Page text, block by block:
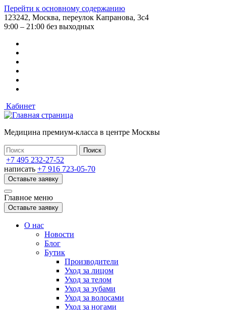
Перейти к основному содержанию
123242, Москва, переулок Капранова, 3с4
9:00 – 21:00 без выходных
Кабинет
Медицина премиум-класса в центре Москвы
+7 495 232-27-52
написать +7 916 723-05-70
Оставьте заявку
Главное меню
Оставьте заявку
О нас
Новости
Блог
Бутик
Производители
Уход за лицом
Уход за телом
Уход за зубами
Уход за волосами
Уход за ногами